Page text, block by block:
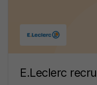
E.Leclerc